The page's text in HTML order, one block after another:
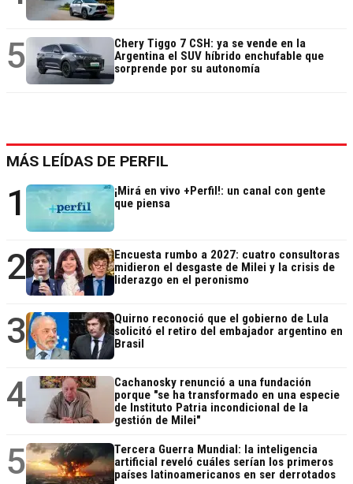
5
Chery Tiggo 7 CSH: ya se vende en la
Argentina el SUV híbrido enchufable que
sorprende por su autonomía
MÁS LEÍDAS DE PERFIL
1
¡Mirá en vivo +Perfil!: un canal con gente
que piensa
2
Encuesta rumbo a 2027: cuatro consultoras
midieron el desgaste de Milei y la crisis de
liderazgo en el peronismo
3
Quirno reconoció que el gobierno de Lula
solicitó el retiro del embajador argentino en
Brasil
4
Cachanosky renunció a una fundación
porque "se ha transformado en una especie
de Instituto Patria incondicional de la
gestión de Milei"
5
Tercera Guerra Mundial: la inteligencia
artificial reveló cuáles serían los primeros
países latinoamericanos en ser derrotados